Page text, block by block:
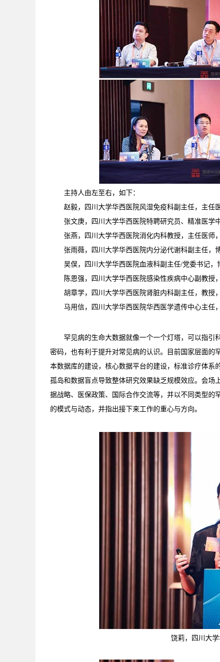
主持人由左至右，如下：
赵毅，四川大学华西医院风湿免疫科副主任，主任
张文庚，四川大学华西医院特聘研究员、精准医
张燕，四川大学华西医院消化内科教授，主任医师
张雨薇，四川大学华西医院内分泌代谢科副主任，
吴俣，四川大学华西医院血液科副主任/党委书记
陈恩强，四川大学华西医院感染性疾病中心副教授
胡章学，四川大学华西医院肾脏内科副主任，教授
马用信，四川大学华西医院华西医学遗传中心主任
罕见病的生命大数据就像一个一个灯塔，可以指引
密码，也有利于提升对常见病的认识。目前国家层面
本数据库的建设，核心数据平台的建设，标准诊疗体
孤岛和数据盲点导致整体研究效果缺乏规模效应。会
据战略、医保政策、国际合作交流等，并以不同类型
的模式与动态，并指出接下来工作的重心与方向。
饶莉，四川大